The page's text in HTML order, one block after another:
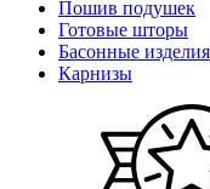
Пошив подушек
Готовые шторы
Басонные изделия
Карнизы